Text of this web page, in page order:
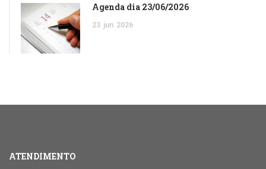
Agenda dia 23/06/2026
23 jun 2026
ATENDIMENTO